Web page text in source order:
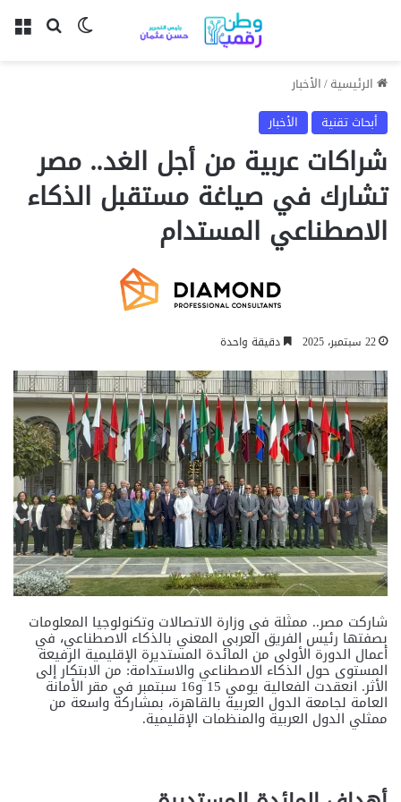
بحث عنالوضع
الرئيسية/الأخبار
أبحاث تقنية
الأخبار
شراكات عربية من أجل الغد.. مصر
تشارك في صياغة مستقبل الذكاء
الاصطناعي المستدام
22 سبتمبر، 2025 دقيقة واحدة
شاركت مصر.. ممثَلة في وزارة الاتصالات وتكنولوجيا المعلومات
بصفتها رئيس الفريق العربي المعني بالذكاء الاصطناعي، في
أعمال الدورة الأولى من المائدة المستديرة الإقليمية الرفيعة
المستوى حول الذكاء الاصطناعي والاستدامة: من الابتكار إلى
الأثر. انعقدت الفعالية يومي 15 و16 سبتمبر في مقر الأمانة
العامة لجامعة الدول العربية بالقاهرة، بمشاركة واسعة من
ممثلي الدول العربية والمنظمات الإقليمية.